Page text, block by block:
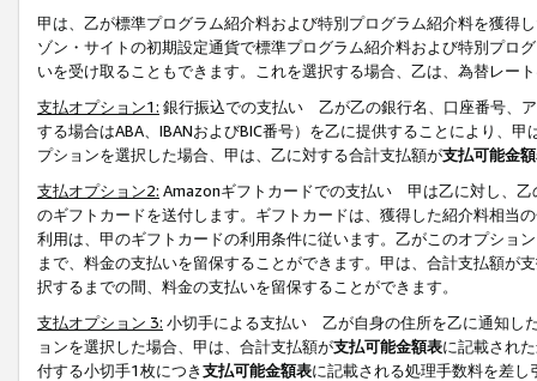
甲は、乙が標準プログラム紹介料および特別プログラム紹介料を獲得
ゾン・サイトの初期設定通貨で標準プログラム紹介料および特別プロ
いを受け取ることもできます。これを選択する場合、乙は、為替レー
支払オプション1: 銀行振込での支払い 乙が乙の銀行名、口座番号、
する場合はABA、IBANおよびBIC番号）を乙に提供することにより、
プションを選択した場合、甲は、乙に対する合計支払額が支払可能金
支払オプション2: Amazonギフトカードでの支払い 甲は乙に対し、乙
のギフトカードを送付します。ギフトカードは、獲得した紹介料相当
利用は、甲のギフトカードの利用条件に従います。乙がこのオプショ
まで、料金の支払いを留保することができます。甲は、合計支払額が
択するまでの間、料金の支払いを留保することができます。
支払オプション 3: 小切手による支払い 乙が自身の住所を乙に通知し
ョンを選択した場合、甲は、合計支払額が支払可能金額表に記載され
付する小切手1枚につき支払可能金額表に記載される処理手数料を差し